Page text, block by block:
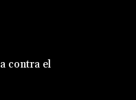
contra el